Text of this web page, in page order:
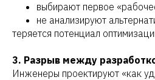
выбирают первое
не анализируют
теряется потенциал
3. Разрыв между
Инженеры проектируют «как